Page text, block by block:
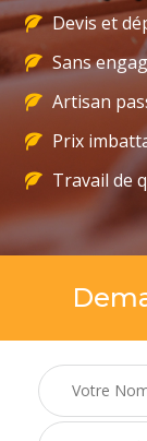
Devis et
Sans
Artisan
Prix
Travail de